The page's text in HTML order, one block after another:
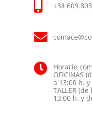
+34
Horario
OFICINAS
a 13:00 h.
TALLER
13:00 h. y